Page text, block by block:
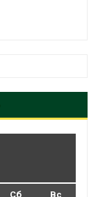
Сб Вс